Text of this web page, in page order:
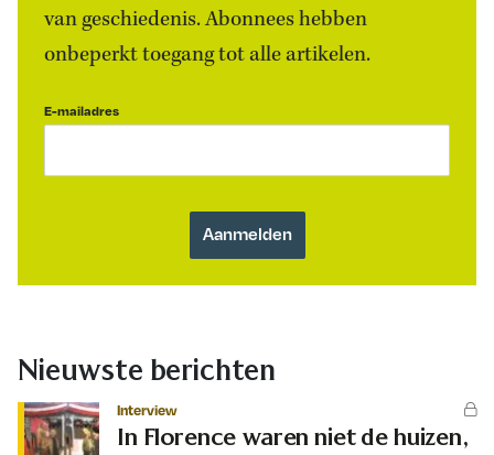
van geschiedenis. Abonnees hebben
onbeperkt toegang tot alle artikelen.
E-mailadres
Nieuwste berichten
Interview
In Florence waren niet de huizen,